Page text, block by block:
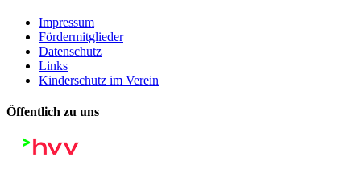
Impressum
Fördermitglieder
Datenschutz
Links
Kinderschutz im Verein
Öffentlich zu uns